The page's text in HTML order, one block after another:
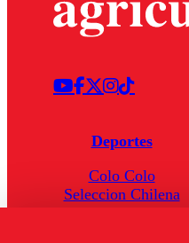
Deportes
Colo Colo
Seleccion Chilena